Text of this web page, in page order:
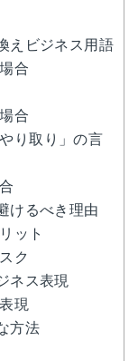
えビジネス用語
合
合
り取り」の言
けるべき理由
ット
ク
ネス表現
現
方法